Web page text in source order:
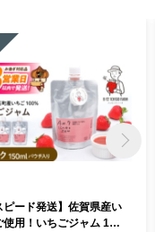
ピード発送】佐賀県産い
使用！いちごジャム 150